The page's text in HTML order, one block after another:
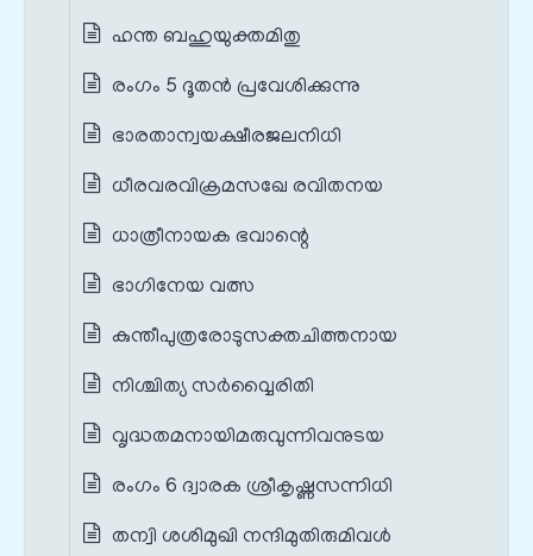
ഹന്ത ബഹുയുക്തമിതു
രംഗം 5 ദൂതൻ പ്രവേശിക്കുന്നു
ഭാരതാന്വയക്ഷീരജലനിധി
ധീരവരവിക്രമസഖേ രവിതനയ
ധാത്രീനായക ഭവാന്റെ
ഭാഗിനേയ വത്സ
കുന്തീപുത്രരോടുസക്തചിത്തനായ
നിശ്ചിത്യ സർവ്വൈരിതി
വൃദ്ധതമനായിമരുവുന്നിവനുടയ
രംഗം 6 ദ്വാരക ശ്രീകൃഷ്ണസന്നിധി
തന്വി ശശിമുഖി നന്ദിമുതിരുമിവൾ